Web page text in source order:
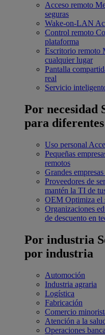
Acceso remoto
seguras
Wake-on-LAN
Control remoto
plataforma
Escritorio remoto
cualquier lugar
Pantalla
real
Servicio
Por necesidad
para
Uso personal
Pequeñas
remotos
Grandes empresas
Proveedores de
mantén la TI de
OEM Optimiza el
Organizaciones
de descuento en
Por industria
por industria
Automoción
Industria agraria
Logística
Fabricación
Comercio
Atención a la
Operaciones